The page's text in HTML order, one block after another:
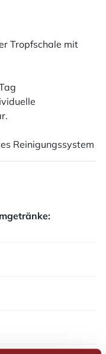
Tropfschale mit
Reinigungssystem